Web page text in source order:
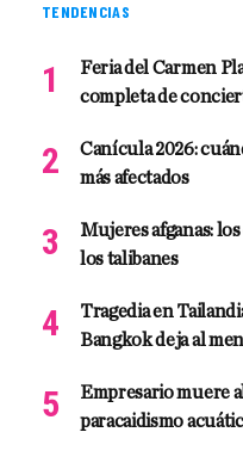
TENDENCIAS
Feria del Carmen
completa de
Canícula 2026:
más afectados
Mujeres afganas:
los talibanes
Tragedia en
Bangkok deja al
Empresario muere
paracaidismo